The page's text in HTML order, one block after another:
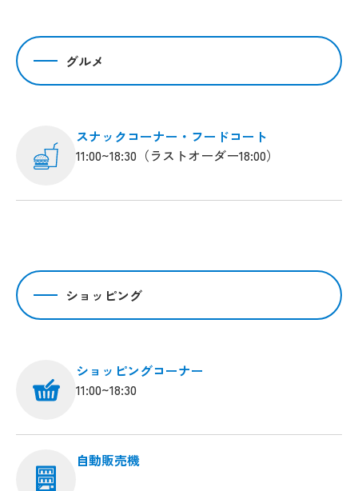
グルメ
スナックコーナー・フードコート
11:00~18:30（ラストオーダー18:00）
ショッピング
ショッピングコーナー
11:00~18:30
自動販売機